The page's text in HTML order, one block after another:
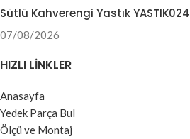
Sütlü Kahverengi Yastık YASTIK024
07/08/2026
HIZLI LINKLER
Anasayfa
Yedek Parça Bul
Ölçü ve Montaj